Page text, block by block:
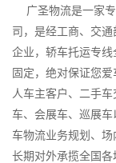
广圣物流是一家专
司，是经工商、交
企业，轿车托运专
固定，绝对保证您
人车主客户、二手
车、会展车、巡展
车物流业务规划、
长期对外承揽全国